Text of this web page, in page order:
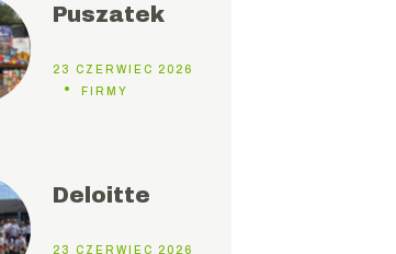
Puszatek
23 CZERWIEC 2026
FIRMY
Deloitte
23 CZERWIEC 2026